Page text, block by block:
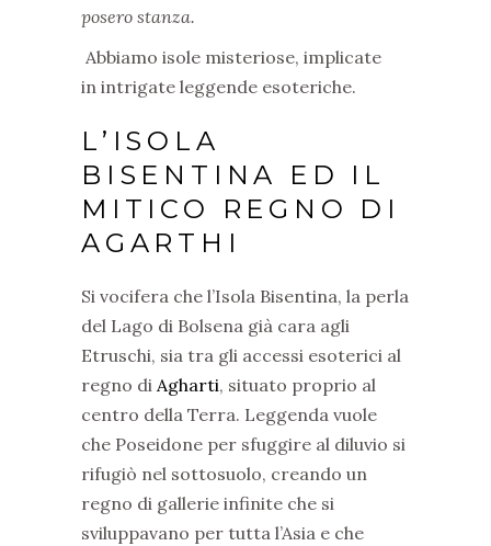
posero stanza.
Abbiamo isole misteriose, implicate
in intrigate leggende esoteriche.
L’ISOLA
BISENTINA ED IL
MITICO REGNO DI
AGARTHI
Si vocifera che l’Isola Bisentina, la perla
del Lago di Bolsena già cara agli
Etruschi, sia tra gli accessi esoterici al
regno di Agharti, situato proprio al
centro della Terra. Leggenda vuole
che Poseidone per sfuggire al diluvio si
rifugiò nel sottosuolo, creando un
regno di gallerie infinite che si
sviluppavano per tutta l’Asia e che